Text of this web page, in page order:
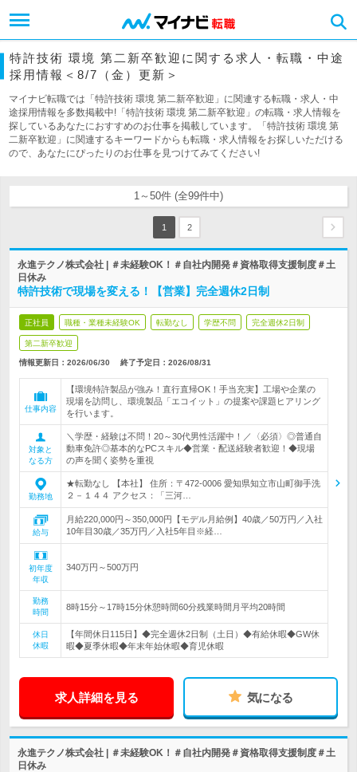
特許技術 環境 第二新卒歓迎に関する求人・転職・中途
採用情報＜8/7（金）更新＞
マイナビ転職では「特許技術 環境 第二新卒歓迎」に関連する転職・求人・中
途採用情報を多数掲載中!「特許技術 環境 第二新卒歓迎」の転職・求人情報を
探しているあなたにおすすめのお仕事を掲載しています。「特許技術 環境 第
二新卒歓迎」に関連するキーワードからも転職・求人情報をお探しいただける
ので、あなたにぴったりのお仕事を見つけてみてください!
1～50件 (全99件中)
1 2
永進テクノ株式会社 | ＃未経験OK！＃自社内開発＃資格取得支援制度＃土
日休み
特許技術で現場を変える！【営業】完全週休2日制
正社員 職種・業種未経験OK 転勤なし 学歴不問 完全週休2日制
第二新卒歓迎
情報更新日：2026/06/30 終了予定日： 2026/08/31
仕事内容
【環境特許製品が強み！直行直帰OK！手当充実】工場や企業の
現場を訪問し、環境製品「エコイット」の提案や課題ヒアリング
を行います。
対象と
なる方
＼学歴・経験は不問！20～30代男性活躍中！／〈必須〉◎普通自
動車免許◎基本的なPCスキル◆営業・配送経験者歓迎！◆現場
の声を聞く姿勢を重視
勤務地
★転勤なし 【本社】 住所：〒472-0006 愛知県知立市山町御手洗
２－１４４ アクセス：「三河…
給与
月給220,000円～350,000円【モデル月給例】40歳／50万円／入社
10年目30歳／35万円／入社5年目※経…
初年度
年収
340万円～500万円
勤務
時間
8時15分～17時15分休憩時間60分残業時間月平均20時間
休日
休暇
【年間休日115日】◆完全週休2日制（土日）◆有給休暇◆GW休
暇◆夏季休暇◆年末年始休暇◆育児休暇
求人詳細を見る 気になる
永進テクノ株式会社 | ＃未経験OK！＃自社内開発＃資格取得支援制度＃土
日休み